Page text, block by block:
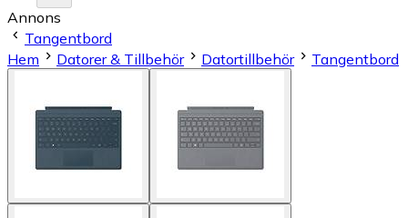
Annons
Tangentbord
Hem
Datorer & Tillbehör Datortillbehör Tangentbord